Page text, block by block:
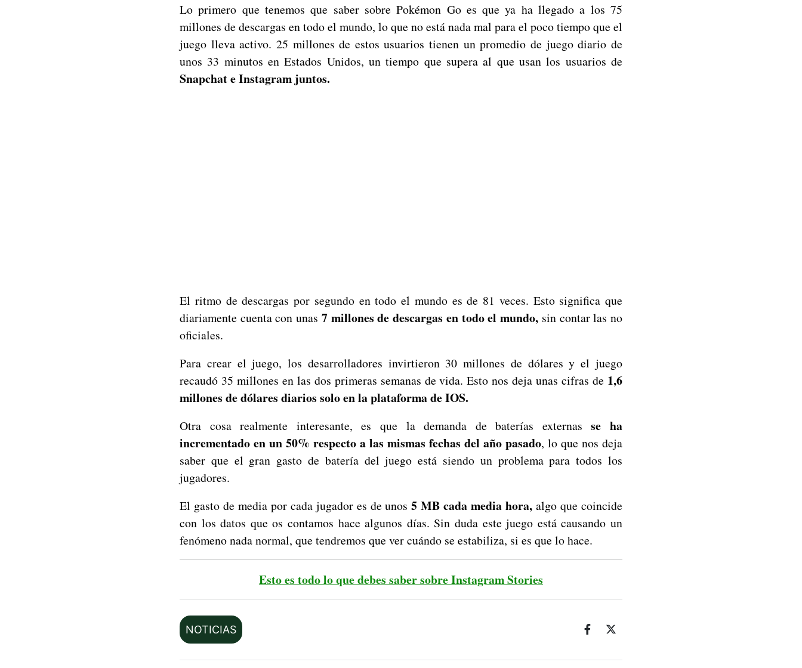
Lo primero que tenemos que saber sobre Pokémon Go es que ya ha llegado a los 75
millones de descargas en todo el mundo, lo que no está nada mal para el poco tiempo que el
juego lleva activo. 25 millones de estos usuarios tienen un promedio de juego diario de
unos 33 minutos en Estados Unidos, un tiempo que supera al que usan los usuarios de
Snapchat e Instagram juntos.
El ritmo de descargas por segundo en todo el mundo es de 81 veces. Esto significa que
diariamente cuenta con unas 7 millones de descargas en todo el mundo, sin contar las no
oficiales.
Para crear el juego, los desarrolladores invirtieron 30 millones de dólares y el juego
recaudó 35 millones en las dos primeras semanas de vida. Esto nos deja unas cifras de 1,6
millones de dólares diarios solo en la plataforma de IOS.
Otra cosa realmente interesante, es que la demanda de baterías externasse ha
incrementado en un 50% respecto a las mismas fechas del año pasado, lo que nos deja
saber que el gran gasto de batería del juego está siendo un problema para todos los
jugadores.
El gasto de media por cada jugador es de unos 5 MB cada media hora, algo que coincide
con los datos que os contamos hace algunos días. Sin duda este juego está causando un
fenómeno nada normal, que tendremos que ver cuándo se estabiliza, si es que lo hace.
Esto es todo lo que debes saber sobre Instagram Stories
NOTICIAS